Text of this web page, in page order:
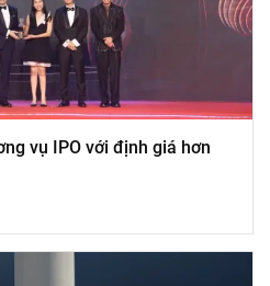
vụ IPO với định giá hơn